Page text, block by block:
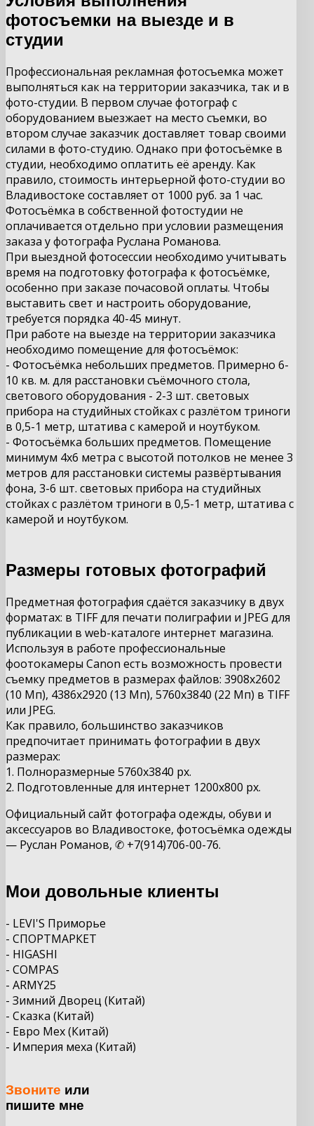
фотосъемки на выезде и в
студии
Профессиональная рекламная фотосъемка может
выполняться как на территории заказчика, так и в
фото-студии. В первом случае фотограф с
оборудованием выезжает на место съемки, во
втором случае заказчик доставляет товар своими
силами в фото-студию. Однако при фотосъёмке в
студии, необходимо оплатить её аренду. Как
правило, стоимость интерьерной фото-студии во
Владивостоке составляет от 1000 руб. за 1 час.
Фотосъёмка в собственной фотостудии не
оплачивается отдельно при условии размещения
заказа у фотографа Руслана Романова.
При выездной фотосессии необходимо учитывать
время на подготовку фотографа к фотосъёмке,
особенно при заказе почасовой оплаты. Чтобы
выставить свет и настроить оборудование,
требуется порядка 40-45 минут.
При работе на выезде на территории заказчика
необходимо помещение для фотосъёмок:
- Фотосъёмка небольших предметов. Примерно 6-
10 кв. м. для расстановки съёмочного стола,
светового оборудования - 2-3 шт. световых
прибора на студийных стойках с разлётом триноги
в 0,5-1 метр, штатива с камерой и ноутбуком.
- Фотосъёмка больших предметов. Помещение
минимум 4х6 метра с высотой потолков не менее 3
метров для расстановки системы развёртывания
фона, 3-6 шт. световых прибора на студийных
стойках с разлётом триноги в 0,5-1 метр, штатива с
камерой и ноутбуком.
Размеры готовых фотографий
Предметная фотография сдаётся заказчику в двух
форматах: в TIFF для печати полиграфии и JPEG для
публикации в web-каталоге интернет магазина.
Используя в работе профессиональные
фоотокамеры Canon есть возможность провести
съемку предметов в размерах файлов: 3908х2602
(10 Мп), 4386х2920 (13 Мп), 5760х3840 (22 Мп) в TIFF
или JPEG.
Как правило, большинство заказчиков
предпочитает принимать фотографии в двух
размерах:
1. Полноразмерные 5760х3840 px.
2. Подготовленные для интернет 1200х800 px.
Официальный сайт фотографа одежды, обуви и
аксессуаров во Владивостоке, фотосъёмка одежды
— Руслан Романов, ✆ +7(914)706-00-76.
Мои довольные клиенты
- LEVI'S Приморье
- СПОРТМАРКЕТ
- HIGASHI
- COMPAS
- ARMY25
- Зимний Дворец (Китай)
- Сказка (Китай)
- Евро Мех (Китай)
- Империя меха (Китай)
Звоните или
пишите мне